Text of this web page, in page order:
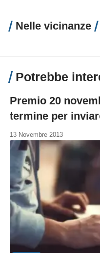
Nelle vicinanze
Potrebbe
Premio 20
termine per
13 Novembre 2013